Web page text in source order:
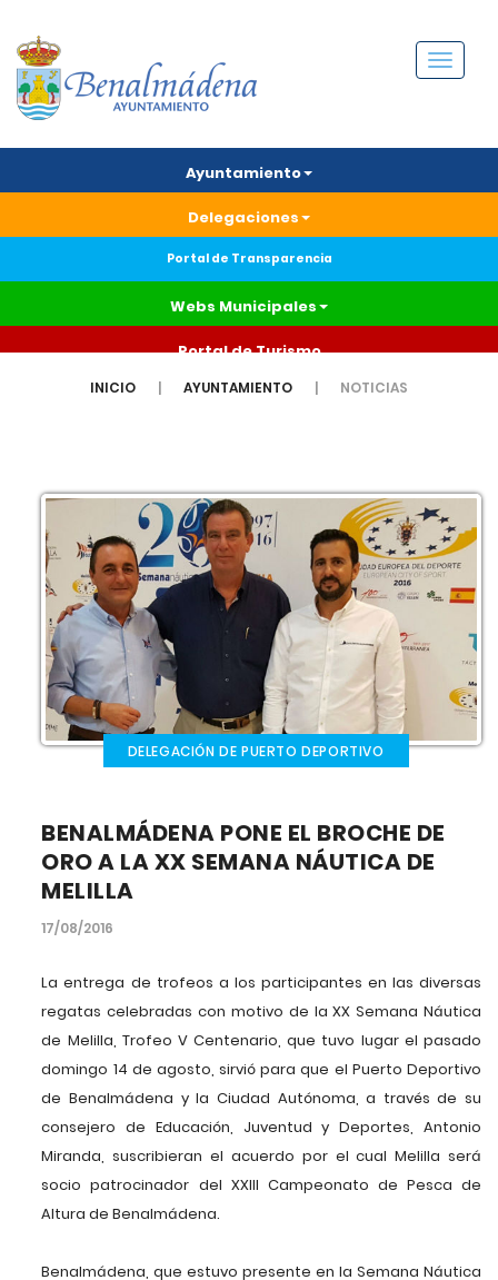
Menú
Ayuntamiento
Delegaciones
Portal de Transparencia
Webs Municipales
Portal de Turismo
INICIO AYUNTAMIENTO NOTICIAS
DELEGACIÓN DE PUERTO DEPORTIVO
BENALMÁDENA PONE EL BROCHE DE
ORO A LA XX SEMANA NÁUTICA DE
MELILLA
17/08/2016
La entrega de trofeos a los participantes en las diversas
regatas celebradas con motivo de la XX Semana Náutica
de Melilla, Trofeo V Centenario, que tuvo lugar el pasado
domingo 14 de agosto, sirvió para que el Puerto Deportivo
de Benalmádena y la Ciudad Autónoma, a través de su
consejero de Educación, Juventud y Deportes, Antonio
Miranda, suscribieran el acuerdo por el cual Melilla será
socio patrocinador del XXIII Campeonato de Pesca de
Altura de Benalmádena.
Benalmádena, que estuvo presente en la Semana Náutica